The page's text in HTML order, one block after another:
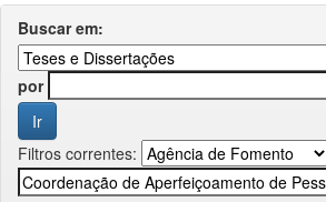
Buscar em:
por
Filtros correntes: